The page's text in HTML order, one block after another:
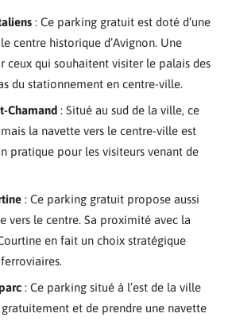
: Ce parking gratuit est doté d’une
centre historique d’Avignon. Une
ceux qui souhaitent visiter le palais des
du stationnement en centre-ville.
Chamand : Situé au sud de la ville, ce
la navette vers le centre-ville est
pratique pour les visiteurs venant de
: Ce parking gratuit propose aussi
vers le centre. Sa proximité avec la
en fait un choix stratégique
: Ce parking situé à l’est de la ville
et de prendre une navette